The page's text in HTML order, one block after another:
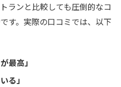
ランと比較しても圧倒的なコ
す。実際の口コミでは、以下
最高」
る」